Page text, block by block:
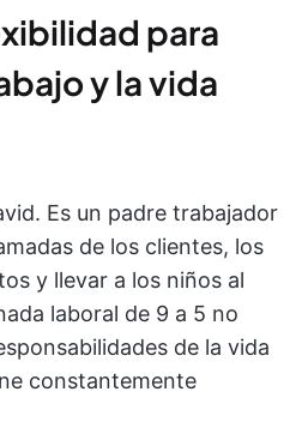
para
y la vida
Es un padre trabajador
de los clientes, los
y llevar a los niños al
laboral de 9 a 5 no
de la vida
constantemente